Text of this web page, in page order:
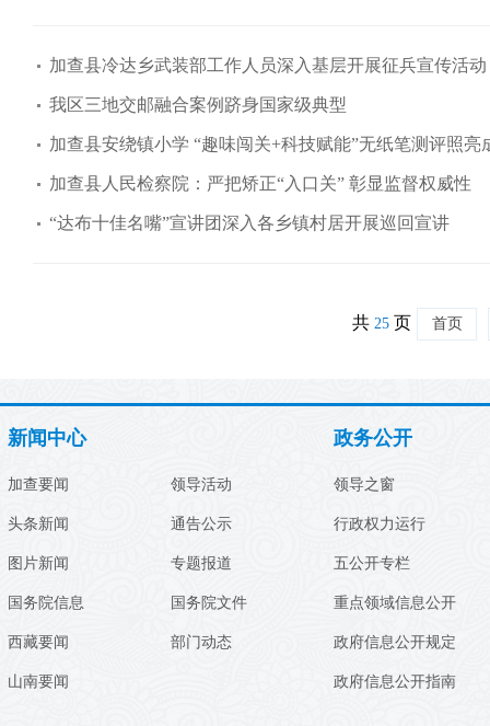
加查县冷达乡武装部工作人员深入基层开展征兵宣传活动
我区三地交邮融合案例跻身国家级典型
加查县安绕镇小学 “趣味闯关+科技赋能”无纸笔测评照亮
加查县人民检察院：严把矫正“入口关” 彰显监督权威性
“达布十佳名嘴”宣讲团深入各乡镇村居开展巡回宣讲
共 25 页 首页
新闻中心
加查要闻
头条新闻
图片新闻
国务院信息
西藏要闻
山南要闻
领导活动
通告公示
专题报道
国务院文件
部门动态
政务公开
领导之窗
行政权力运行
五公开专栏
重点领域信息公开
政府信息公开规定
政府信息公开指南